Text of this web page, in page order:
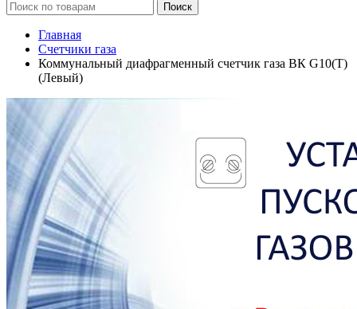
Поиск
Главная
Счетчики газа
Коммунальный диафрагменный счетчик газа ВК G10(T)
(Левый)